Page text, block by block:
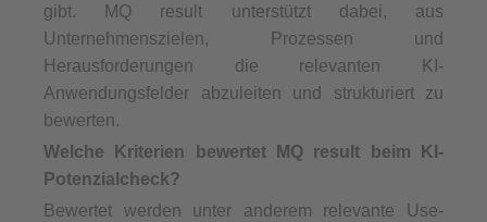
gibt. MQ result unterstützt dabei, aus
Unternehmenszielen, Prozessen und
Herausforderungen die relevanten KI-
Anwendungsfelder abzuleiten und strukturiert zu
bewerten.
Welche Kriterien bewertet MQ result beim KI-
Potenzialcheck?
Bewertet werden unter anderem relevante Use-